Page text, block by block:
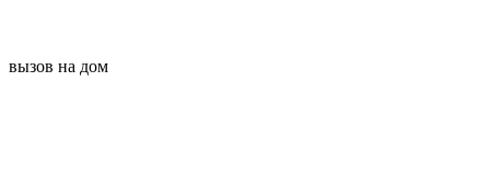
вызов на дом